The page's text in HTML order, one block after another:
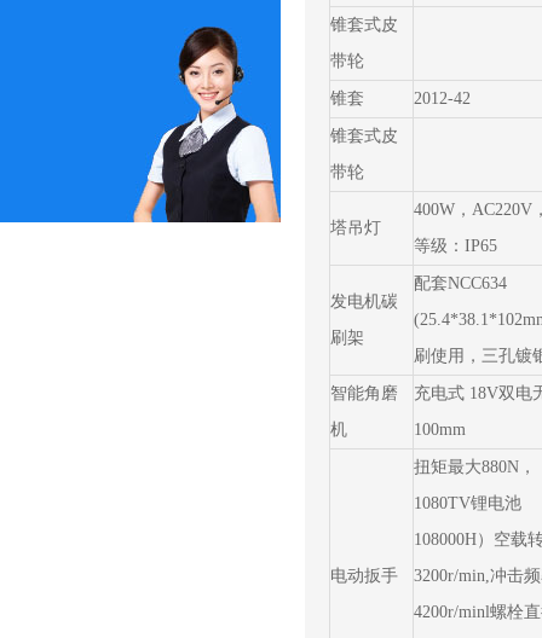
锥套式皮
带轮
锥套 2012-42
锥套式皮
带轮
塔吊灯
400W，AC220V
等级：IP65
发电机碳
刷架
配套NCC634
刷使用，三孔镀
智能角磨
机
充电式 18V双电
100mm
电动扳手
扭矩最大880N，
1080TV锂电池
108000H）空载
3200r/min,冲击
4200r/minl螺栓